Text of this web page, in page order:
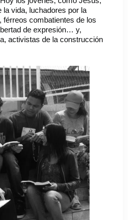
vida, luchadores por la
férreos combatientes de los
de expresión… y,
activistas de la construcción